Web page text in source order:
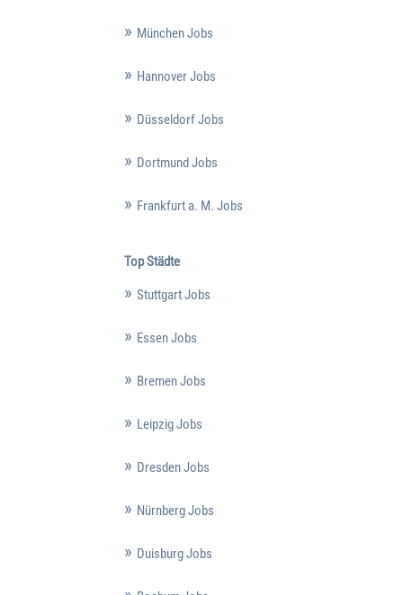
München Jobs
Hannover Jobs
Düsseldorf Jobs
Dortmund Jobs
Frankfurt a. M. Jobs
Top Städte
Stuttgart Jobs
Essen Jobs
Bremen Jobs
Leipzig Jobs
Dresden Jobs
Nürnberg Jobs
Duisburg Jobs